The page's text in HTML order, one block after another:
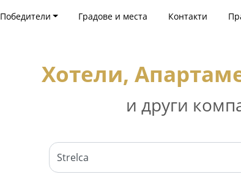
Победители Градове и места Контакти
Хотели,
и други